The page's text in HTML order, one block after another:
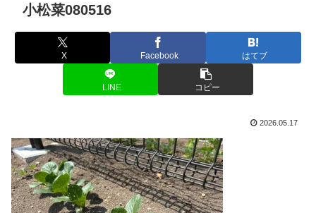
小松菜080516
X Facebook はてブ
LINE コピー
2026.05.17